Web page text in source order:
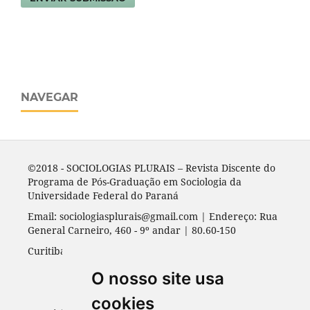
O nosso site usa
cookies
NAVEGAR
©2018 - SOCIOLOGIAS PLURAIS – Revista Discente do
Programa de Pós-Graduação em Sociologia da
Universidade Federal do Paraná
Email: sociologiasplurais@gmail.com | Endereço: Rua
General Carneiro, 460 - 9º andar | 80.60-150
Curitiba - PR | Universidade Federal do Paraná